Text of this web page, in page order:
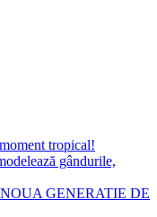
tropical!
gândurile,
NOUA GENERATIE DE